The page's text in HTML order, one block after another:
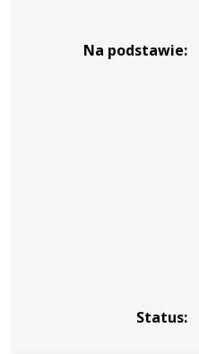
Na podstawie:
Status: